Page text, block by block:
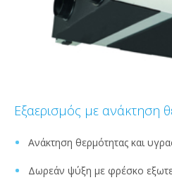
Εξαερισμός με ανάκτηση
Ανάκτηση θερμότητας και
Δωρεάν ψύξη με φρέσκο